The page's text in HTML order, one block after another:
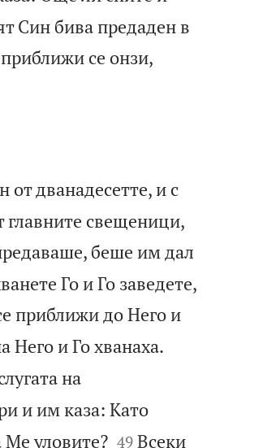
Син бива предаден в
се онзи,
дванадесетте, и с
главните свещеници,
беше им дал
Го и Го заведете,
приближи до Него и
Него и Го хванаха.
на
и им каза: Като
Ме уловите?
49 Всеки